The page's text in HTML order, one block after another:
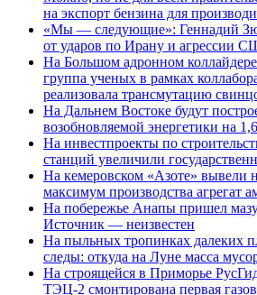
на экспорт бензина для
«Мы — следующие»: Геннадий
от ударов по Ирану и агрессии
На Большом адронном
группа ученых в рамках
реализовала трансмутацию
На Дальнем Востоке будут
возобновляемой энергетики на
На инвестпроекты по
станций увеличили
На кемеровском «Азоте» вывели
максимум производства агрегат
На побережье Анапы пришел
Источник — неизвестен
На пыльных тропинках далеких
следы: откуда на Луне масса
На строящейся в Приморье
ТЭЦ-2 смонтирована первая